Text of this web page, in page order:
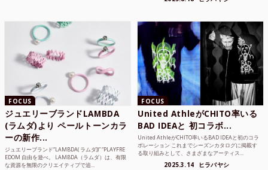
FOCUS
ジュエリーブランドLAMBDA
(ラムダ)より ペールトーンカラ
ーの新作...
ジュエリーブランド“LAMBDA( ラムダ))” “PLAYFRE
EDOM 自由を遊べ。 LAMBDA（ラムダ）は、有限
な資源を無限のクリエイティブで追...
FOCUS
United AthleがCHITO率いる
BAD IDEAと 初コラボ...
United AthleがCHITO率いるBAD IDEAと初のコラ
ボレーション これまでシーズンカタログに掲載す
る取り組みとして、さまざまなアーティス...
2025.3.14 ヒラバヤシ